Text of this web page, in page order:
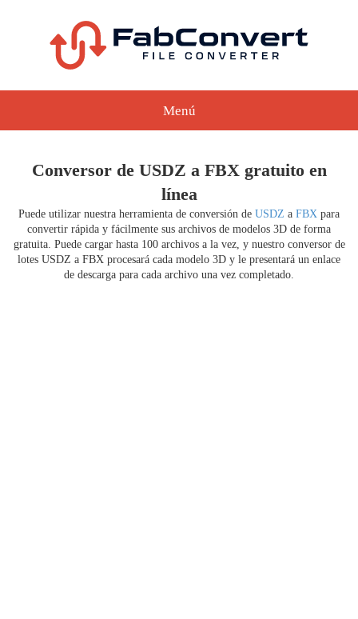
Menú
Conversor de USDZ a FBX gratuito en
línea
Puede utilizar nuestra herramienta de conversión de USDZ a FBX para
convertir rápida y fácilmente sus archivos de modelos 3D de forma
gratuita. Puede cargar hasta 100 archivos a la vez, y nuestro conversor de
lotes USDZ a FBX procesará cada modelo 3D y le presentará un enlace
de descarga para cada archivo una vez completado.